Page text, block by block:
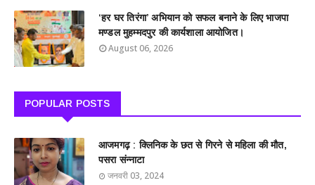
‘हर घर तिरंगा’ अभियान को सफल बनाने के लिए भाजपा
मण्डल मुहम्मदपुर की कार्यशाला आयोजित।
August 06, 2026
POPULAR POSTS
आजमगढ़ : क्लिनिक के छत से गिरने से महिला की मौत,
पसरा संन्नाटा
जनवरी 03, 2024